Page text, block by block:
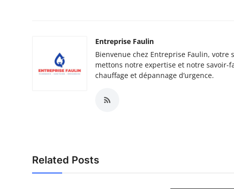
Entreprise Faulin
Bienvenue chez Entreprise Faulin,
mettons notre expertise et notre savoir-
chauffage et dépannage d’urgence.
Related Posts